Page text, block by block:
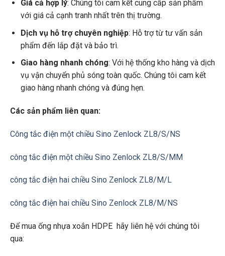
Giá cả hợp lý: Chúng tôi cam kết cung cấp sản phẩm
với giá cả cạnh tranh nhất trên thị trường.
Dịch vụ hỗ trợ chuyên nghiệp: Hỗ trợ từ tư vấn sản
phẩm đến lắp đặt và bảo trì.
Giao hàng nhanh chóng: Với hệ thống kho hàng và dịch
vụ vận chuyển phủ sóng toàn quốc. Chúng tôi cam kết
giao hàng nhanh chóng và đúng hẹn.
Các sản phẩm liên quan:
Công tắc điện một chiều Sino Zenlock ZL8/S/NS
công tắc điện một chiều Sino Zenlock ZL8/S/MM
công tắc điện hai chiều Sino Zenlock ZL8/M/L
công tắc điện hai chiều Sino Zenlock ZL8/M/NS
Để mua ống nhựa xoắn HDPE hãy liên hệ với chúng tôi
qua: